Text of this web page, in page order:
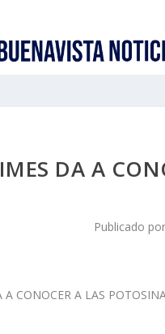
IMES DA A
Publicado por